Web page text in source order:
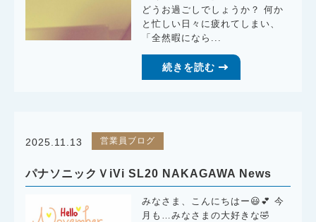
どうお過ごしでしょうか？ 何か
と忙しい日々に疲れてしまい、
「全然暇になら...
続きを読む
2025.11.13 営業員ブログ
パナソニックＶiVi SL20 NAKAGAWA News
みなさま、こんにちはー😃💕 今
月も…みなさまの大好きな🤣